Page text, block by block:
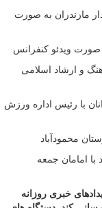
مازندران به صورت
صورت ویدئو کنفرانس
و ارشاد اسلامی
با رئیس اداره ورزش
محمودآباد
امامان جمعه
خبری روزانه